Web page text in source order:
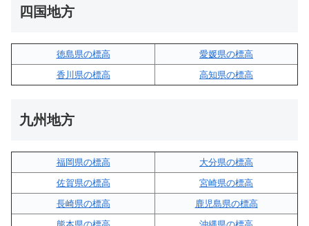
四国地方
徳島県の標高
愛媛県の標高
香川県の標高
高知県の標高
九州地方
福岡県の標高
大分県の標高
佐賀県の標高
宮崎県の標高
長崎県の標高
鹿児島県の標高